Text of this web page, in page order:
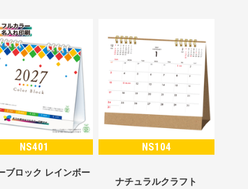
NS401
ブロック レインボー
NS104
ナチュラルクラフト